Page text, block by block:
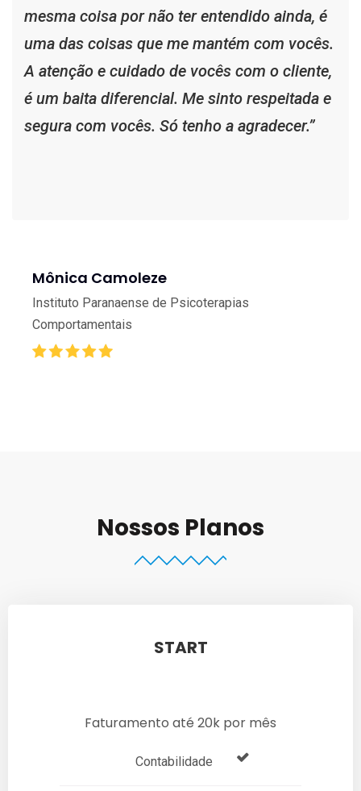
mesma coisa por não ter entendido ainda, é
uma das coisas que me mantém com vocês.
A atenção e cuidado de vocês com o cliente,
é um baita diferencial. Me sinto respeitada e
segura com vocês. Só tenho a agradecer.”
Mônica Camoleze
Instituto Paranaense de Psicoterapias
Comportamentais
Nossos Planos
START
Faturamento até 20k por mês
Contabilidade